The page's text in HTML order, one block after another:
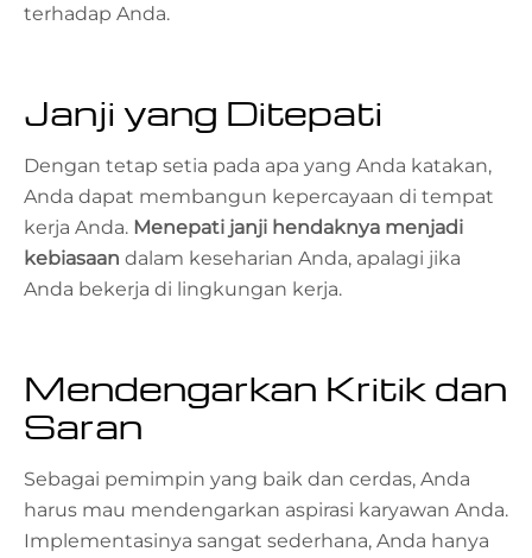
terhadap Anda.
Janji yang Ditepati
Dengan tetap setia pada apa yang Anda katakan,
Anda dapat membangun kepercayaan di tempat
kerja Anda. Menepati janji hendaknya menjadi
kebiasaan dalam keseharian Anda, apalagi jika
Anda bekerja di lingkungan kerja.
Mendengarkan Kritik dan
Saran
Sebagai pemimpin yang baik dan cerdas, Anda
harus mau mendengarkan aspirasi karyawan Anda.
Implementasinya sangat sederhana, Anda hanya